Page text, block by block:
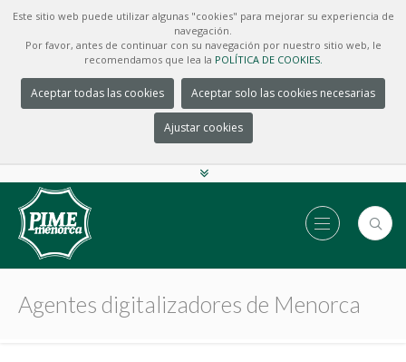
Este sitio web puede utilizar algunas "cookies" para mejorar su experiencia de
navegación.
Por favor, antes de continuar con su navegación por nuestro sitio web, le
recomendamos que lea la POLÍTICA DE COOKIES.
Aceptar todas las cookies Aceptar solo las cookies necesarias
Ajustar cookies
Agentes digitalizadores de Menorca